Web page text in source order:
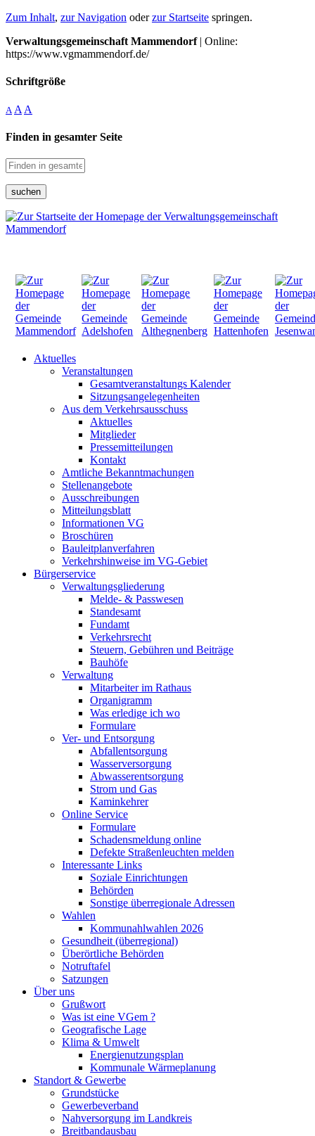
Zum Inhalt, zur Navigation oderzur Startseite springen.
Verwaltungsgemeinschaft Mammendorf| Online:
https://www.vgmammendorf.de/
Schriftgröße
A A A
Finden in gesamter Seite
suchen
Aktuelles
Veranstaltungen
Gesamtveranstaltungs Kalender
Sitzungsangelegenheiten
Aus dem Verkehrsausschuss
Aktuelles
Mitglieder
Pressemitteilungen
Kontakt
Amtliche Bekanntmachungen
Stellenangebote
Ausschreibungen
Mitteilungsblatt
Informationen VG
Broschüren
Bauleitplanverfahren
Verkehrshinweise im VG-Gebiet
Bürgerservice
Verwaltungsgliederung
Melde- & Passwesen
Standesamt
Fundamt
Verkehrsrecht
Steuern, Gebühren und Beiträge
Bauhöfe
Verwaltung
Mitarbeiter im Rathaus
Organigramm
Was erledige ich wo
Formulare
Ver- und Entsorgung
Abfallentsorgung
Wasserversorgung
Abwasserentsorgung
Strom und Gas
Kaminkehrer
Online Service
Formulare
Schadensmeldung online
Defekte Straßenleuchten melden
Interessante Links
Soziale Einrichtungen
Behörden
Sonstige überregionale Adressen
Wahlen
Kommunahlwahlen 2026
Gesundheit (überregional)
Überörtliche Behörden
Notruftafel
Satzungen
Über uns
Grußwort
Was ist eine VGem ?
Geografische Lage
Klima & Umwelt
Energienutzungsplan
Kommunale Wärmeplanung
Standort & Gewerbe
Grundstücke
Gewerbeverband
Nahversorgung im Landkreis
Breitbandausbau